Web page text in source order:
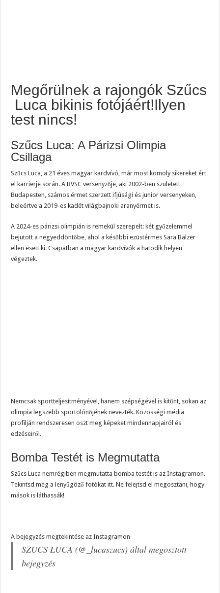
Megőrülnek a rajongók Szűcs
Luca bikinis fotójáért!Ilyen
test nincs!
Szűcs Luca: A Párizsi Olimpia
Csillaga
Szűcs Luca, a 21 éves magyar kardvívó, már most komoly sikereket ért
el karrierje során. A BVSC versenyzője, aki 2002-ben született
Budapesten, számos érmet szerzett ifjúsági és junior versenyeken,
beleértve a 2019-es kadét világbajnoki aranyérmet is.
A 2024-es párizsi olimpián is remekül szerepelt: két győzelemmel
bejutott a negyeddöntőbe, ahol a későbbi ezüstérmes Sara Balzer
ellen esett ki. Csapatban a magyar kardvívók a hatodik helyen
végeztek.
Nemcsak sportteljesítményével, hanem szépségével is kitűnt, sokan az
olimpia legszebb sportolónőjének nevezték. Közösségi média
profilján rendszeresen oszt meg képeket mindennapjairól és
edzéseiről.
Bomba Testét is Megmutatta
Szűcs Luca nemrégiben megmutatta bomba testét is az Instagramon.
Tekintsd meg a lenyűgöző fotókatitt. Ne felejtsd el megosztani, hogy
mások is láthassák!
A bejegyzés megtekintése az Instagramon
SZUCS LUCA (@_lucaszucs) által megosztott
bejegyzés